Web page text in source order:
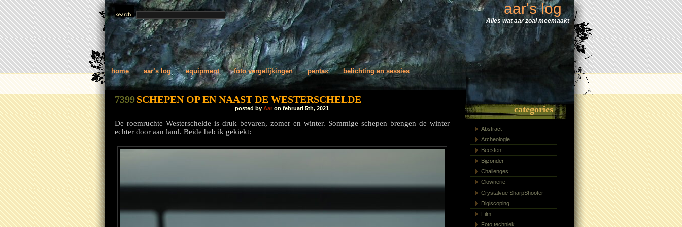
aar's log
Alles wat aar zoal meemaakt
home aar’s log equipment foto vergelijkingen pentax belichting en sessies
7399 SCHEPEN OP EN NAAST DE WESTERSCHELDE
posted by Aar on februari 5th, 2021
De roemruchte Westerschelde is druk bevaren, zomer en winter. Sommige schepen brengen de winter
echter door aan land. Beide heb ik gekiekt:
categories
Abstract
Archeologie
Beesten
Bijzonder
Challenges
Clownerie
Crystalvue SharpShooter
Digiscoping
Film
Foto techniek